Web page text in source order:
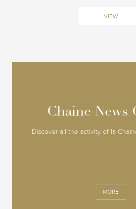
VIEW
Chaine News
Discover all the activity of la
MORE
Chaine News